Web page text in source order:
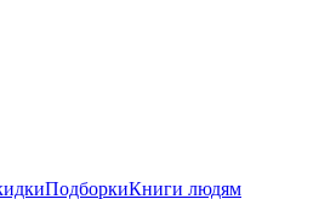
ПодборкиКниги людям